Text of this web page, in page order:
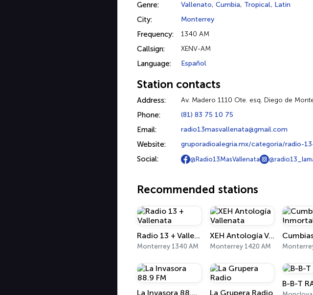
Genre: Vallenato, Cumbia, Tropical, Latin
City: Monterrey
Frequency: 1340 AM
Callsign: XENV-AM
Language: Español
Station contacts
Address: Av. Madero 1110 Ote. esq. Diego de
Phone: (81) 83 75 10 75
Email: radio13masvallenata@gmail.com
Website: gruporadioalegria.mx/categoria/radio-
Social: @Radio13MasVallenata
Recommended stations
Radio 13 + Vallenata
Monterrey 1340 AM
XEH Antología Vallenata
Monterrey 1420 AM
La Invasora 88.9 FM La Grupera Radio
B-B-T